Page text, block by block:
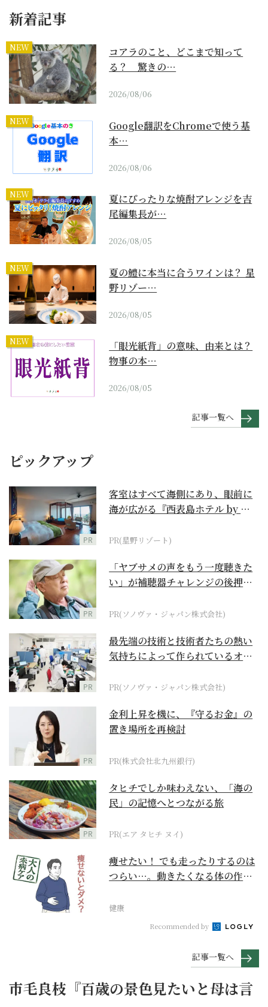
新着記事
NEW
コアラのこと、どこまで知って
る？ 驚きの…
2026/08/06
NEW
Google翻訳をChromeで使う基
本…
2026/08/06
NEW
夏にぴったりな焼酎アレンジを吉
尾編集長が…
2026/08/05
NEW
夏の鱧に本当に合うワインは？ 星
野リゾー…
2026/08/05
NEW
「眼光紙背」の意味、由来とは？
物事の本…
2026/08/05
記事一覧へ
ピックアップ
PR
客室はすべて海側にあり、眼前に
海が広がる『西表島ホテル by 星
PR(星野リゾート)
PR
「ヤブサメの声をもう一度聴きた
い」が補聴器チャレンジの後押し
PR(ソノヴァ・ジャパン株式会社)
PR
最先端の技術と技術者たちの熱い
気持ちによって作られているオー
PR(ソノヴァ・ジャパン株式会社)
PR
金利上昇を機に、『守るお金』の
置き場所を再検討
PR(株式会社北九州銀行)
PR
タヒチでしか味わえない、「海の
民」の記憶へとつながる旅
PR(エア タヒチ ヌイ)
痩せたい！ でも走ったりするのは
つらい…。動きたくなる体の作り
健康
Recommended by
記事一覧へ
市毛良枝『百歳の景色見たいと母は言